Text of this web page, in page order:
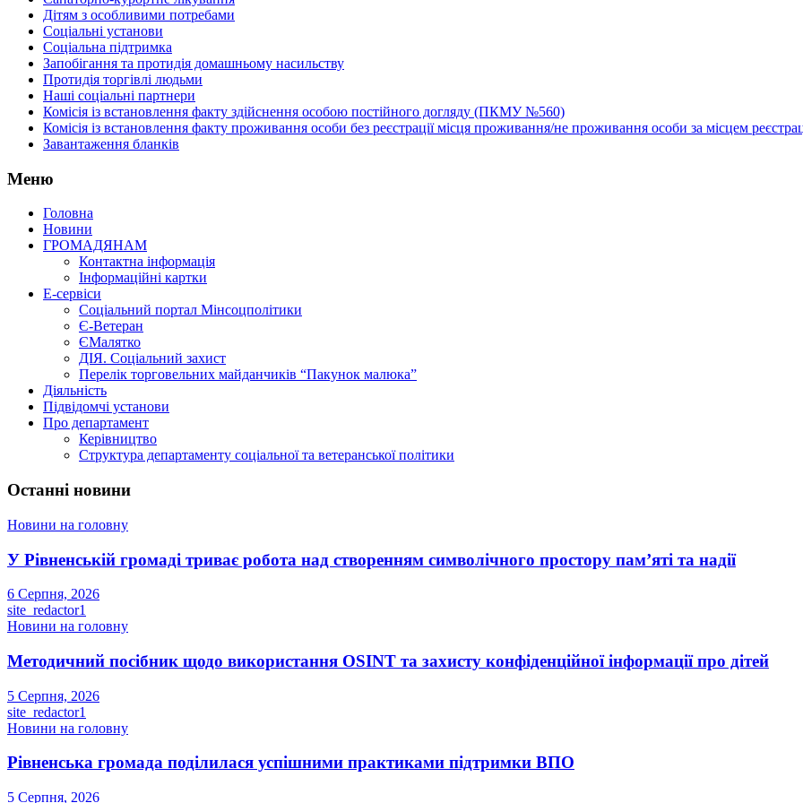
Дітям з особливими потребами
Соціальні установи
Соціальна підтримка
Запобігання та протидія домашньому насильству
Протидія торгівлі людьми
Наші соціальні партнери
Комісія із встановлення факту здійснення особою постійного догляду (ПКМУ №560)
Комісія із встановлення факту проживання особи без реєстрації місця проживання/не проживання особи за місцем
Завантаження бланків
Меню
Головна
Новини
ГРОМАДЯНАМ
Контактна інформація
Інформаційні картки
Е-сервіси
Соціальний портал Мінсоцполітики
Є-Ветеран
ЄМалятко
ДІЯ. Соціальний захист
Перелік торговельних майданчиків “Пакунок малюка”
Діяльність
Підвідомчі установи
Про департамент
Керівництво
Структура департаменту соціальної та ветеранської політики
Останні новини
Новини на головну
У Рівненській громаді триває робота над створенням символічного простору пам’яті та надії
6 Серпня, 2026
site_redactor1
Новини на головну
Методичний посібник щодо використання OSINT та захисту конфіденційної інформації про дітей
5 Серпня, 2026
site_redactor1
Новини на головну
Рівненська громада поділилася успішними практиками підтримки ВПО
5 Серпня, 2026